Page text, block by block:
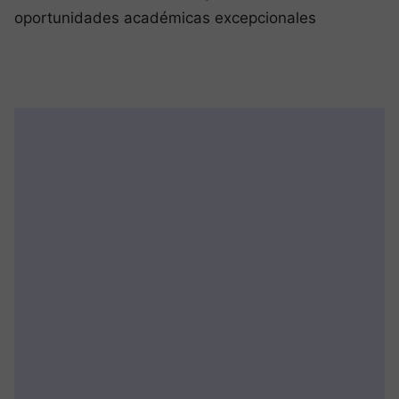
oportunidades académicas excepcionales